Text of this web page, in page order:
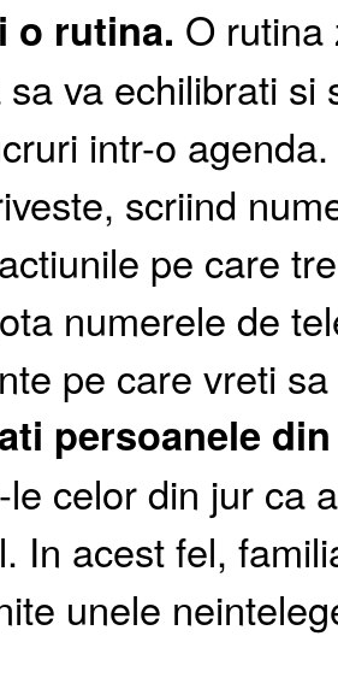
o rutina. O rutina
va echilibrati
intr-o
scriind
pe care
numerele de
pe care vreti
persoanele
celor din jur ca
In acest fel,
unele